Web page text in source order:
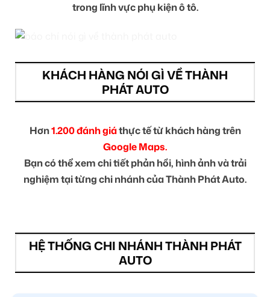
trong lĩnh vực phụ kiện ô tô.
KHÁCH HÀNG NÓI GÌ VỀ THÀNH
PHÁT AUTO
Hơn1.200 đánh giáthực tế từ khách hàng trên
Google Maps.
Bạn có thể xem chi tiết phản hồi, hình ảnh và trải
nghiệm tại từng chi nhánh của Thành Phát Auto.
HỆ THỐNG CHI NHÁNH THÀNH PHÁT
AUTO